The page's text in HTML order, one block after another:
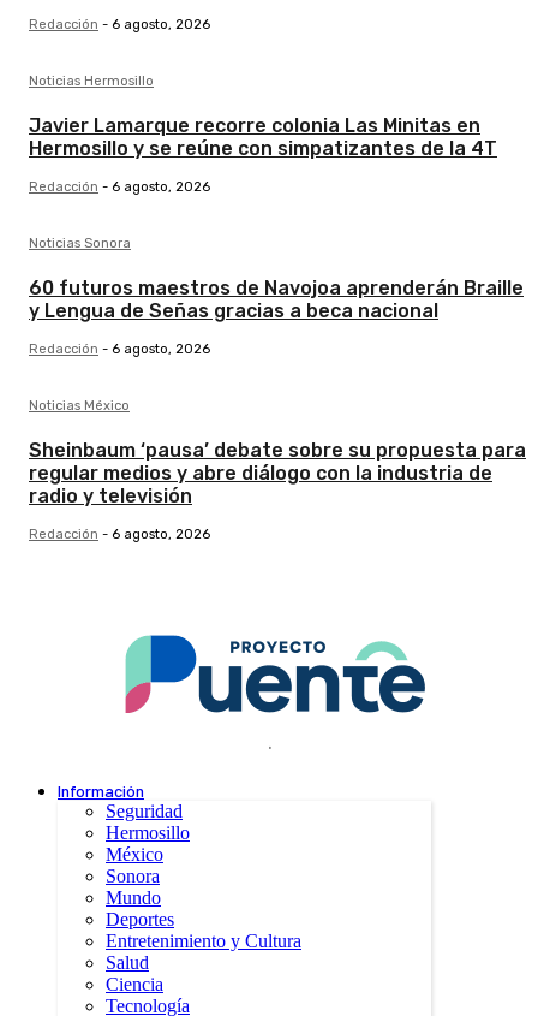
Redacción - 6 agosto, 2026
Noticias Hermosillo
Javier Lamarque recorre colonia Las Minitas en
Hermosillo y se reúne con simpatizantes de la 4T
Redacción - 6 agosto, 2026
Noticias Sonora
60 futuros maestros de Navojoa aprenderán Braille
y Lengua de Señas gracias a beca nacional
Redacción - 6 agosto, 2026
Noticias México
Sheinbaum ‘pausa’ debate sobre su propuesta para
regular medios y abre diálogo con la industria de
radio y televisión
Redacción - 6 agosto, 2026
.
Información
Seguridad
Hermosillo
México
Sonora
Mundo
Deportes
Entretenimiento y Cultura
Salud
Ciencia
Tecnología